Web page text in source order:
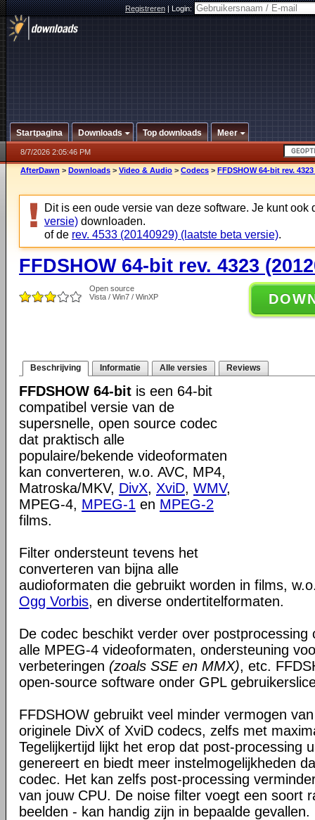
Registreren|Login:
Startpagina Downloads Top downloads Meer
8/7/2026 2:05:46 PM
AfterDawn > Downloads > Video & Audio > Codecs > FFDSHOW 64-bit rev.
Dit is een oude versie van deze software. Je kunt ook
versie) downloaden.
of de rev. 4533 (20140929) (laatste beta versie).
FFDSHOW 64-bit rev. 4323
Open source
Vista / Win7 / WinXP
Beschrijving Informatie Alle versies Reviews
FFDSHOW 64-bit is een 64-bit
compatibel versie van de
supersnelle, open source codec
dat praktisch alle
populaire/bekende videoformaten
kan converteren, w.o. AVC, MP4,
Matroska/MKV, DivX, XviD, WMV,
MPEG-4, MPEG-1 en MPEG-2
films.
Filter ondersteunt tevens het
converteren van bijna alle
audioformaten die gebruikt worden in films,
Ogg Vorbis, en diverse ondertitelformaten.
De codec beschikt verder over postprocessing
alle MPEG-4 videoformaten, ondersteuning
verbeteringen (zoals SSE en MMX), etc.
open-source software onder GPL
FFDSHOW gebruikt veel minder vermogen
originele DivX of XviD codecs, zelfs met
Tegelijkertijd lijkt het erop dat post-processing
genereert en biedt meer instelmogelijkheden
codec. Het kan zelfs post-processing
van jouw CPU. De noise filter voegt een soort
beelden - kan handig zijn in bepaalde gevallen.